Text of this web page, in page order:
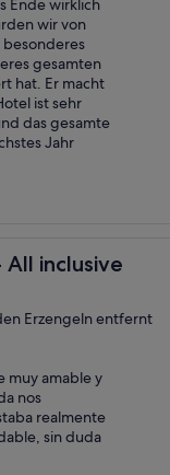
Ende wirklich
wir von
gesamten
hat. Er macht
ist sehr
das gesamte
Jahr
All inclusive
Erzengeln entfernt
muy amable y
nos
realmente
sin duda